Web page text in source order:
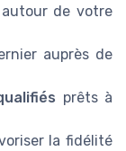
autour de votre
auprès de
prêts à
la fidélité